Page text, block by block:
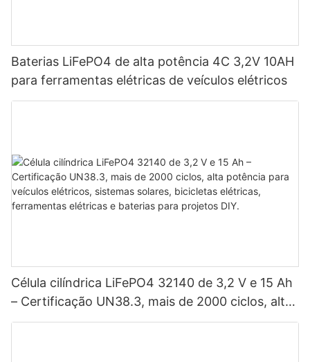
Baterias LiFePO4 de alta potência 4C 3,2V 10AH
para ferramentas elétricas de veículos elétricos
Célula cilíndrica LiFePO4 32140 de 3,2 V e 15 Ah
– Certificação UN38.3, mais de 2000 ciclos, alta
potência para veículos elétricos, sistemas